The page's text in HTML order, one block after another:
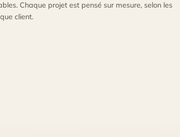
Chaque projet est pensé sur mesure, selon les
client.